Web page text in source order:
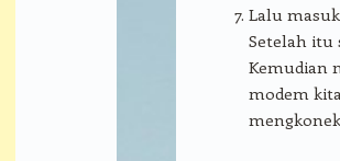
Lalu
Setelah itu
Kemudian
modem